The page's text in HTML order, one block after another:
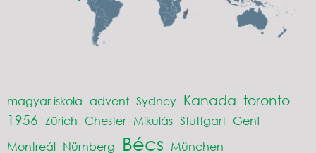
magyar iskola advent Sydney Kanada toronto
1956 Zürich Chester Mikulás Stuttgart Genf
Montreál Nürnberg Bécs München